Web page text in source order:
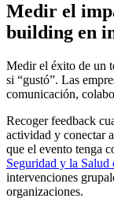
Medir el
building en
Medir el éxito de un
si “gustó”. Las
comunicación,
Recoger feedback
actividad y conectar
que el evento tenga
Seguridad y la Salud
intervenciones
organizaciones.